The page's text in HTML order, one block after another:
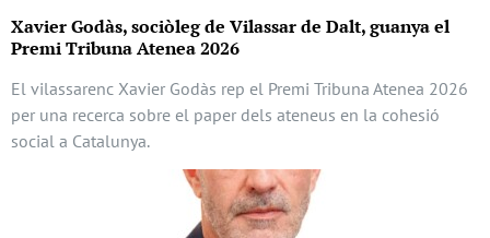
Xavier Godàs, sociòleg de Vilassar de Dalt, guanya el
Premi Tribuna Atenea 2026
El vilassarenc Xavier Godàs rep el Premi Tribuna Atenea 2026
per una recerca sobre el paper dels ateneus en la cohesió
social a Catalunya.